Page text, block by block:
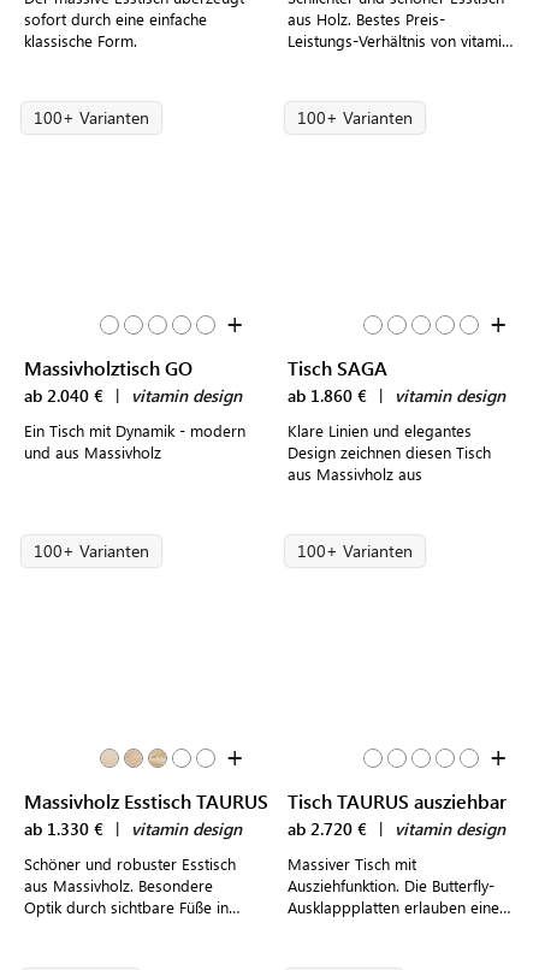
sofort durch eine einfache
klassische Form.
aus Holz. Bestes Preis-
Leistungs-Verhältnis von vitamin
100+ Varianten
+
Massivholztisch GO
ab 2.040 € | vitamin design
Ein Tisch mit Dynamik - modern
und aus Massivholz
100+ Varianten
+
Tisch SAGA
ab 1.860 € | vitamin design
Klare Linien und elegantes
Design zeichnen diesen Tisch
aus Massivholz aus
100+ Varianten
+
Massivholz Esstisch TAURUS
ab 1.330 € | vitamin design
Schöner und robuster Esstisch
aus Massivholz. Besondere
Optik durch sichtbare Füße in
100+ Varianten
+
Tisch TAURUS ausziehbar
ab 2.720 € | vitamin design
Massiver Tisch mit
Ausziehfunktion. Die Butterfly-
Ausklappplatten erlauben eine